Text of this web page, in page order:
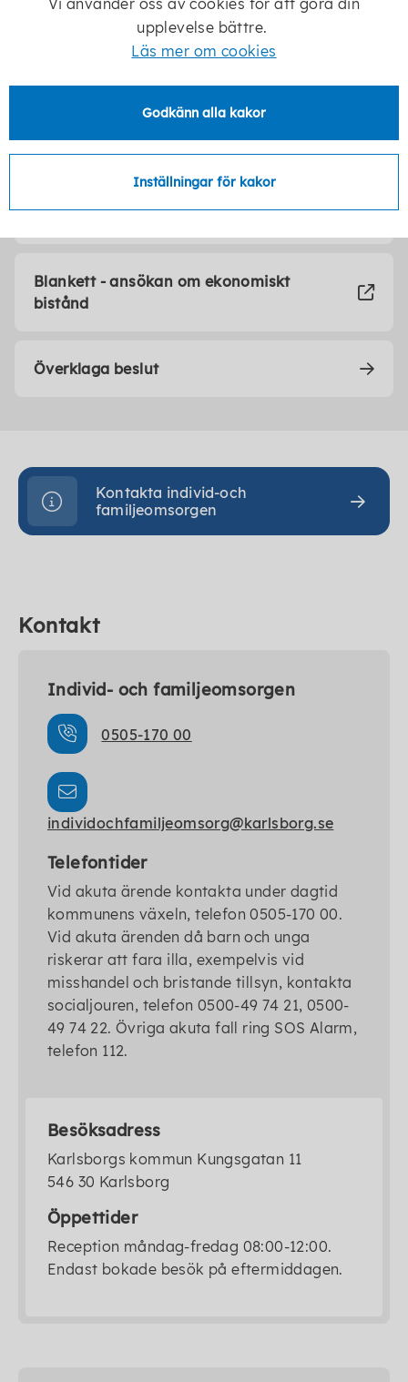
Länkar och blanketter
Riksnormen för försörjningsstöd -
Räkna ut om du är berättigad till
försörjningsstöd- Soicalstyrelsen
Blankett - ansökan om ekonomiskt
bistånd
Överklaga beslut
Kontakta individ-och
familjeomsorgen
Kontakt
Individ- och familjeomsorgen
0505-170 00
individochfamiljeomsorg@karlsborg.se
Telefontider
Vid akuta ärende kontakta under dagtid
kommunens växeln, telefon 0505-170 00.
Vid akuta ärenden då barn och unga
riskerar att fara illa, exempelvis vid
misshandel och bristande tillsyn, kontakta
socialjouren, telefon 0500-49 74 21, 0500-
49 74 22. Övriga akuta fall ring SOS Alarm,
telefon 112.
Besöksadress
Karlsborgs kommun Kungsgatan 11
546 30 Karlsborg
Öppettider
Reception måndag-fredag 08:00-12:00.
Endast bokade besök på eftermiddagen.
upplevelse bättre.
Läs mer om cookies
Godkänn alla kakor
Inställningar för kakor